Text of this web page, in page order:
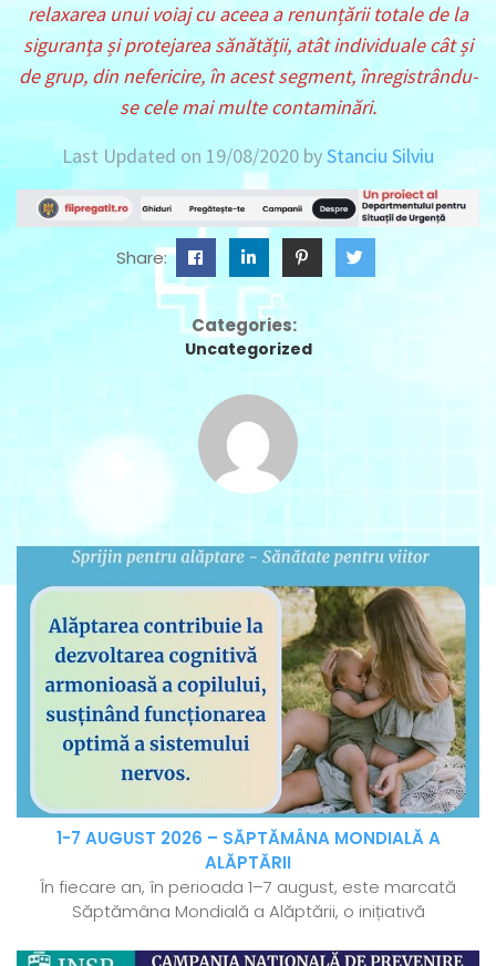
relaxarea unui voiaj cu aceea a renunțării totale de la
siguranța și protejarea sănătății, atât individuale cât și
de grup, din nefericire, în acest segment, înregistrându-
se cele mai multe contaminări.
Last Updated on 19/08/2020 byStanciu Silviu
Share:
Categories:
Uncategorized
1-7 AUGUST 2026 – SĂPTĂMÂNA MONDIALĂ A
ALĂPTĂRII
În fiecare an, în perioada 1–7 august, este marcată
Săptămâna Mondială a Alăptării, o inițiativă